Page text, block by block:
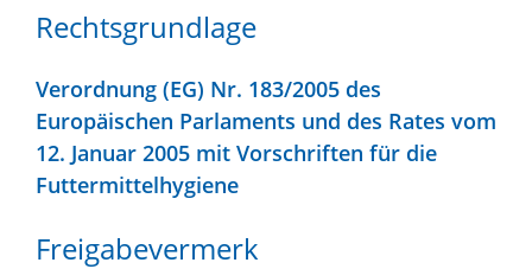
Rechtsgrundlage
Verordnung (EG) Nr. 183/2005 des
Europäischen Parlaments und des Rates vom
12. Januar 2005 mit Vorschriften für die
Futtermittelhygiene
Freigabevermerk